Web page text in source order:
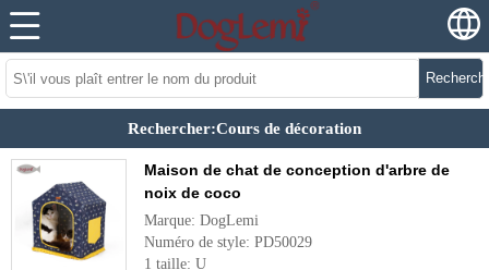
Rechercher:Cours de décoration
Maison de chat de conception d'arbre de
noix de coco
Marque: DogLemi
Numéro de style: PD50029
1 taille: U